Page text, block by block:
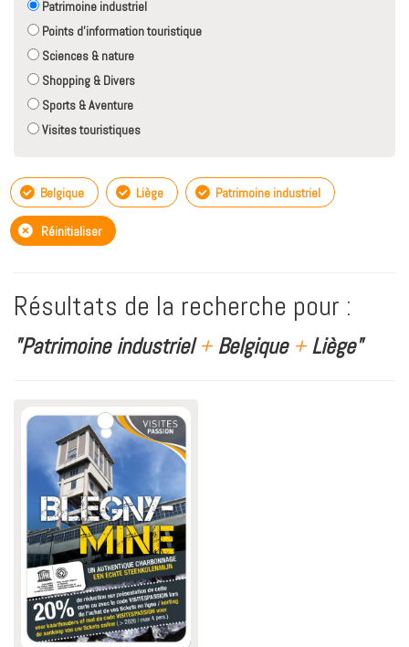
Patrimoine industriel
Points d'information touristique
Sciences & nature
Shopping & Divers
Sports & Aventure
Visites touristiques
Belgique Liège Patrimoine industriel
Réinitialiser
Résultats de la recherche pour :
"Patrimoine industriel+Belgique +Liège"